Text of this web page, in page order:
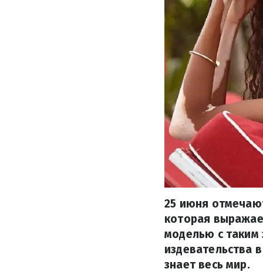
25 июня
которая
моделью с таким
издевательства
знает весь мир.